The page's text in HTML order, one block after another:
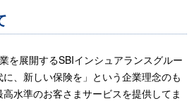
を展開するSBIインシュアランスグルー
、新しい保険を」という企業理念のも
水準のお客さまサービスを提供してま